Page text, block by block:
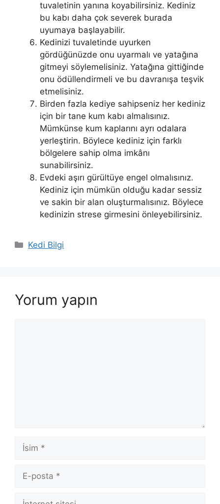
tuvaletinin yanına koyabilirsiniz. Kediniz
bu kabı daha çok severek burada
uyumaya başlayabilir.
Kedinizi tuvaletinde uyurken
gördüğünüzde onu uyarmalı ve yatağına
gitmeyi söylemelisiniz. Yatağına gittiğinde
onu ödüllendirmeli ve bu davranışa teşvik
etmelisiniz.
Birden fazla kediye sahipseniz her kediniz
için bir tane kum kabı almalısınız.
Mümkünse kum kaplarını ayrı odalara
yerleştirin. Böylece kediniz için farklı
bölgelere sahip olma imkânı
sunabilirsiniz.
Evdeki aşırı gürültüye engel olmalısınız.
Kediniz için mümkün olduğu kadar sessiz
ve sakin bir alan oluşturmalısınız. Böylece
kedinizin strese girmesini önleyebilirsiniz.
Kategoriler
Kedi Bilgi
Yorum yapın
İsim
posta
İnternet